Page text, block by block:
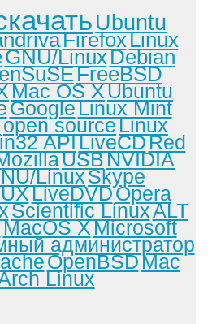
Ubuntu
FirefoxLinux
GNU/LinuxDebian
FreeBSD
Mac OS XUbuntu
GoogleLinux Mint
open sourceLinux
APILiveCDRed
USBNVIDIA
LinuxSkype
LiveDVDOpera
Scientific LinuxALT
MacOS XMicrosoft
администратор
OpenBSDMac
Linux